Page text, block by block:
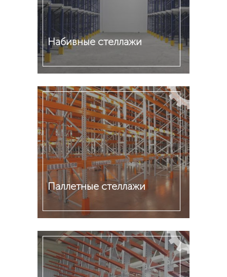
Набивные стеллажи
Подробнее
Паллетные стеллажи
Подробнее